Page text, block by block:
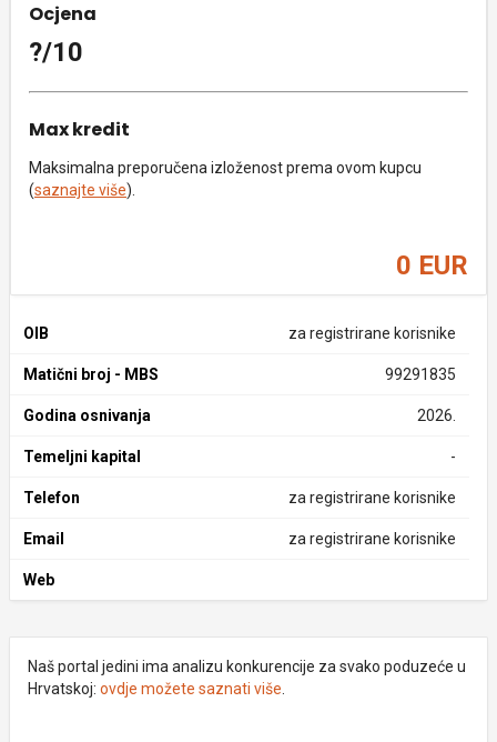
Ocjena
?/10
Max kredit
Maksimalna preporučena izloženost prema ovom kupcu
(saznajte više).
0 EUR
OIB za registrirane korisnike
Matični broj - MBS 99291835
Godina osnivanja 2026.
Temeljni kapital -
Telefon za registrirane korisnike
Email za registrirane korisnike
Web
Naš portal jedini ima analizu konkurencije za svako poduzeće u
Hrvatskoj: ovdje možete saznati više